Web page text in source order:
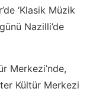
‘Klasik Müzik
Nazilli’de
Merkezi’nde,
Kültür Merkezi